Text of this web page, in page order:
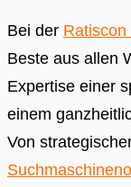
Bei der
Beste aus allen
Expertise einer
einem
Von